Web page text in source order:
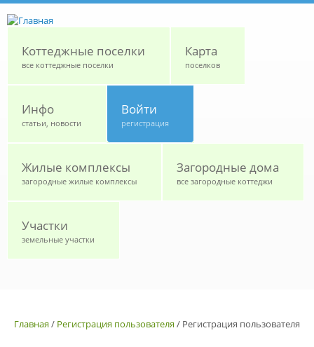
Коттеджные поселки
все коттеджные поселки
Карта
поселков
Инфо
статьи, новости
Войти
регистрация
Жилые комплексы
загородные жилые комплексы
Загородные дома
все загородные коттеджи
Участки
земельные участки
Главная / Регистрация пользователя / Регистрация пользователя